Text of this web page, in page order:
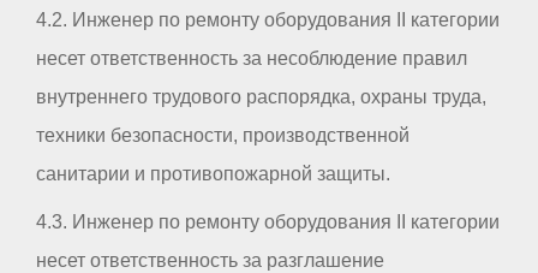
4.2. Инженер по ремонту оборудования II категории
несет ответственность за несоблюдение правил
внутреннего трудового распорядка, охраны труда,
техники безопасности, производственной
санитарии и противопожарной защиты.
4.3. Инженер по ремонту оборудования II категории
несет ответственность за разглашение